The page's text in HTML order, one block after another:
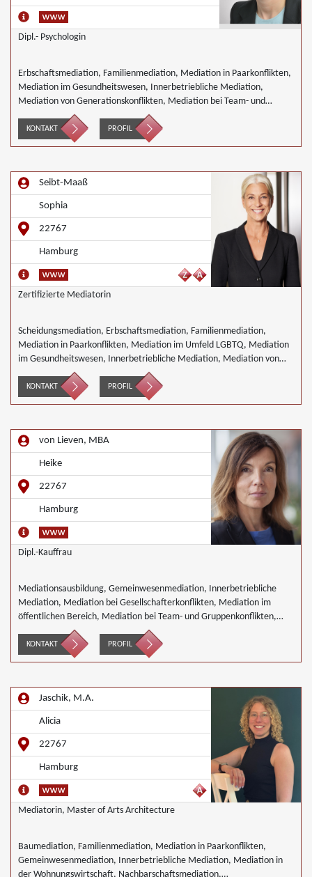
Dipl.- Psychologin
Erbschaftsmediation, Familienmediation, Mediation in Paarkonflikten,
Mediation im Gesundheitswesen, Innerbetriebliche Mediation,
Mediation von Generationskonflikten, Mediation bei Team- und
Gruppenkonflikten
KONTAKT PROFIL
Seibt-Maaß
Sophia
22767
Hamburg
Zertifizierte Mediatorin
Scheidungsmediation, Erbschaftsmediation, Familienmediation,
Mediation in Paarkonflikten, Mediation im Umfeld LGBTQ, Mediation
im Gesundheitswesen, Innerbetriebliche Mediation, Mediation von
Generationskonflikten, Mediation bei Team- und Gruppenkonflikten,
Mediation von Unternehmensnachfolgen, Nachbarschaftsmediation,
Wirtschaftsmediation
KONTAKT PROFIL
von Lieven, MBA
Heike
22767
Hamburg
Dipl.-Kauffrau
Mediationsausbildung, Gemeinwesenmediation, Innerbetriebliche
Mediation, Mediation bei Gesellschafterkonflikten, Mediation im
öffentlichen Bereich, Mediation bei Team- und Gruppenkonflikten,
Mediation in der Wohnungswirtschaft, Umweltmediation,
Wirtschaftsmediation
KONTAKT PROFIL
Jaschik, M.A.
Alicia
22767
Hamburg
Mediatorin, Master of Arts Architecture
Baumediation, Familienmediation, Mediation in Paarkonflikten,
Gemeinwesenmediation, Innerbetriebliche Mediation, Mediation in
der Wohnungswirtschaft, Nachbarschaftsmediation,